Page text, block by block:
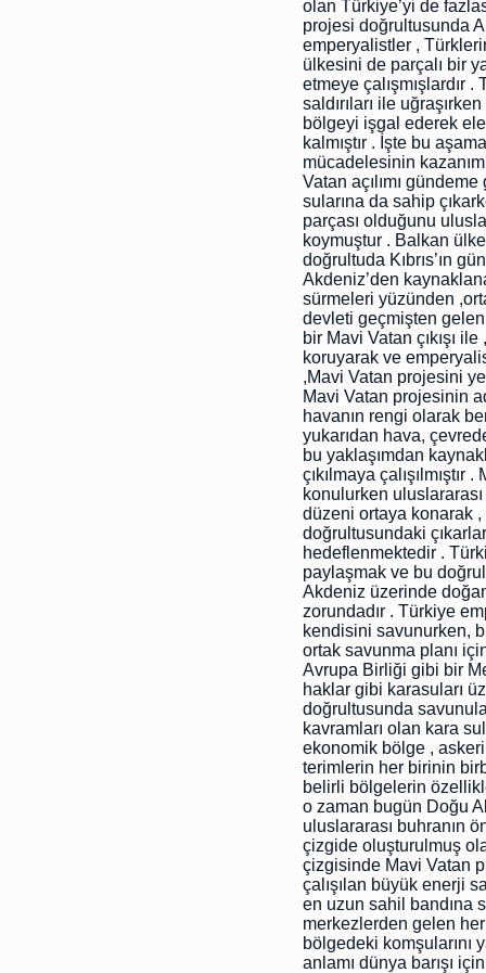
olan Türkiye’yi de
projesi doğrultusunda
emperyalistler ,
ülkesini de parçalı bir
etmeye çalışmışlardır
saldırıları ile
bölgeyi işgal ederek
kalmıştır . İşte bu
mücadelesinin
Vatan açılımı
sularına da sahip
parçası olduğunu
koymuştur . Balkan
doğrultuda Kıbrıs’ın
Akdeniz’den
sürmeleri yüzünden
devleti geçmişten
bir Mavi Vatan çıkışı
koruyarak ve
,Mavi Vatan projesini
Mavi Vatan projesinin
havanın rengi olarak
yukarıdan hava,
bu yaklaşımdan
çıkılmaya
konulurken
düzeni ortaya konarak
doğrultusundaki
hedeflenmektedir .
paylaşmak ve bu
Akdeniz üzerinde
zorundadır . Türkiye
kendisini savunurken,
ortak savunma planı
Avrupa Birliği gibi bir
haklar gibi karasuları
doğrultusunda
kavramları olan kara
ekonomik bölge , askeri
terimlerin her birinin
belirli bölgelerin
o zaman bugün Doğu
uluslararası buhranın
çizgide oluşturulmuş
çizgisinde Mavi Vatan
çalışılan büyük enerji
en uzun sahil bandına
merkezlerden gelen her
bölgedeki komşularını
anlamı dünya barışı